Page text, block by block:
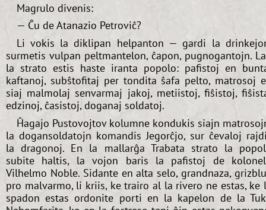
Magrulo divenis:
— Ĉu de Atanazio Petroviĉ?
Li vokis la diklipan helpanton — gardi la
surmetis vulpan peltmantelon, ĉapon, pugnogantojn.
la strato estis haste iranta popolo: pafistoj en
kaftanoj, subŝtofitaj per tondita ŝafa pelto, matrosoj
siaj malmolaj senvarmaj jakoj, metiistoj, fiŝistoj,
edzinoj, ĉasistoj, doganaj soldatoj.
Ĥagajo Pustovojtov kolumne kondukis siajn
la dogansoldatojn komandis Jegorĉjo, sur ĉevaloj
la dragonoj. En la mallarĝa Trabata strato la
subite haltis, la vojon baris la pafistoj de
Vilhelmo Noble. Sidante en alta selo, grandnaza,
pro malvarmo, li kriis, ke trairo al la rivero ne estas, ke
spadon estas ordonite porti en la kapelon de la